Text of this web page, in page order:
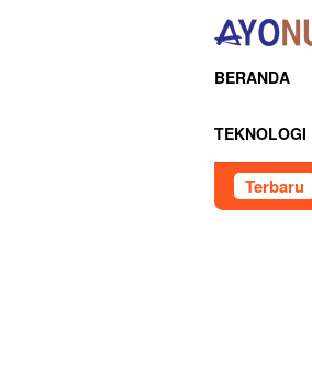
BERANDA
TEKNOLOGI
Terbaru